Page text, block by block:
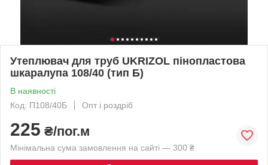
Утеплювач для труб UKRIZOL пінопластова
шкаралупа 108/40 (тип Б)
В наявності
Код: П108/40Б
Опт і роздріб
225 ₴/пог.м
Мінімальна сума замовлення на сайті — 300 ₴